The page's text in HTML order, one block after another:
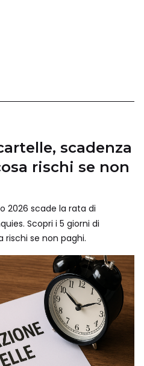
scadenza
rischi se non
2026 scade la rata di
Scopri i 5 giorni di
rischi se non paghi.